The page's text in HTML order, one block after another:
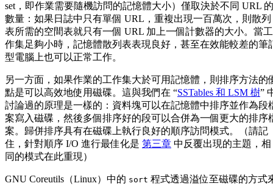
set，即作業需要隨機訪問的記憶體大小）僅取決於不同 URL 的
數量：如果日誌中只有單個 URL，重複出現一百萬次，則散列
表所需的空間表就只有一個 URL 加上一個計數器的大小。當工
作集足夠小時，記憶體散列表表現良好，甚至在效能較差的筆
型電腦上也可以正常工作。
另一方面，如果作業的工作集大於可用記憶體，則排序方法的
點是可以高效地使用磁碟。這與我們在 “SSTables 和 LSM 樹”
討論過的原理是一樣的：資料塊可以在記憶體中排序並作為段
案寫入磁碟，然後多個排序好的段可以合併為一個更大的排序
案。歸併排序具有在磁碟上執行良好的順序訪問模式。（請記
住，針對順序 I/O 進行最佳化是 第三章 中反覆出現的主題，相
同的模式在此重現）
GNU Coreutils（Linux）中的 sort 程式透過溢位至磁碟的方式